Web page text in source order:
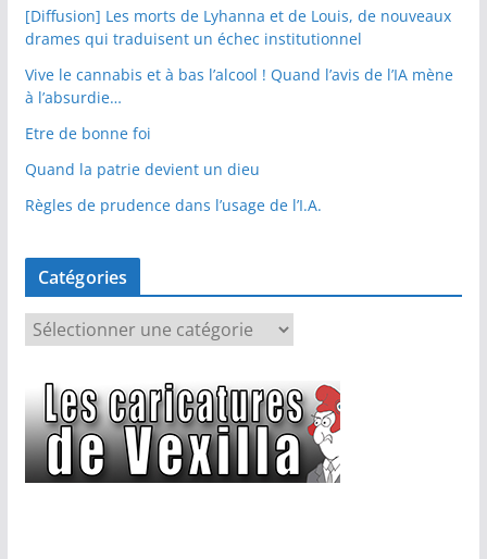
[Diffusion] Les morts de Lyhanna et de Louis, de nouveaux
drames qui traduisent un échec institutionnel
Vive le cannabis et à bas l’alcool ! Quand l’avis de l’IA mène
à l’absurdie…
Etre de bonne foi
Quand la patrie devient un dieu
Règles de prudence dans l’usage de l’I.A.
Catégories
é
g
o
r